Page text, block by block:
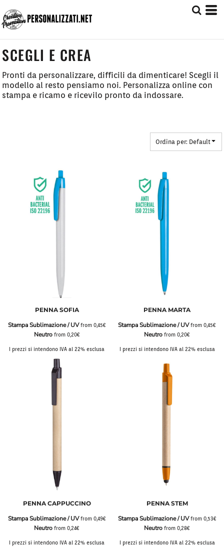
SCEGLI E CREA
Pronti da personalizzare, difficili da dimenticare! Scegli il
modello al resto pensiamo noi. Personalizza online con
stampa e ricamo e ricevilo pronto da indossare.
Ordina per: Default
PENNA SOFIA
Stampa Sublimazione / UVfrom 0,45€
Neutrofrom 0,20€
I prezzi si intendono IVA al 22% esclusa
PENNA MARTA
Stampa Sublimazione / UVfrom0,45€
Neutro from0,20€
I prezzi si intendono IVA al 22% esclusa
PENNA CAPPUCCINO
Stampa Sublimazione / UVfrom 0,49€
Neutro from0,24€
I prezzi si intendono IVA al 22% esclusa
PENNA STEM
Stampa Sublimazione / UVfrom 0,53€
Neutro from0,28€
I prezzi si intendono IVA al 22% esclusa
Default
Prezzo: Dal più Basso
Prezzo: Dal più Alto
Date Added